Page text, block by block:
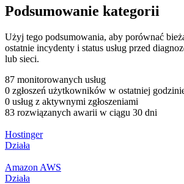
Podsumowanie kategorii
Użyj tego podsumowania, aby porównać
ostatnie incydenty i status usług przed
lub sieci.
87 monitorowanych usług
0 zgłoszeń użytkowników w ostatniej
0 usług z aktywnymi zgłoszeniami
83 rozwiązanych awarii w ciągu 30 dni
Hostinger
Działa
Amazon AWS
Działa